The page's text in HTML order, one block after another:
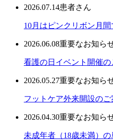
2026.07.14患者さん
10月はピンクリボン月間
2026.06.08重要なお知ら
看護の日イベント開催の
2026.05.27重要なお知ら
フットケア外来開設のご
2026.04.30重要なお知ら
未成年者（18歳未満）